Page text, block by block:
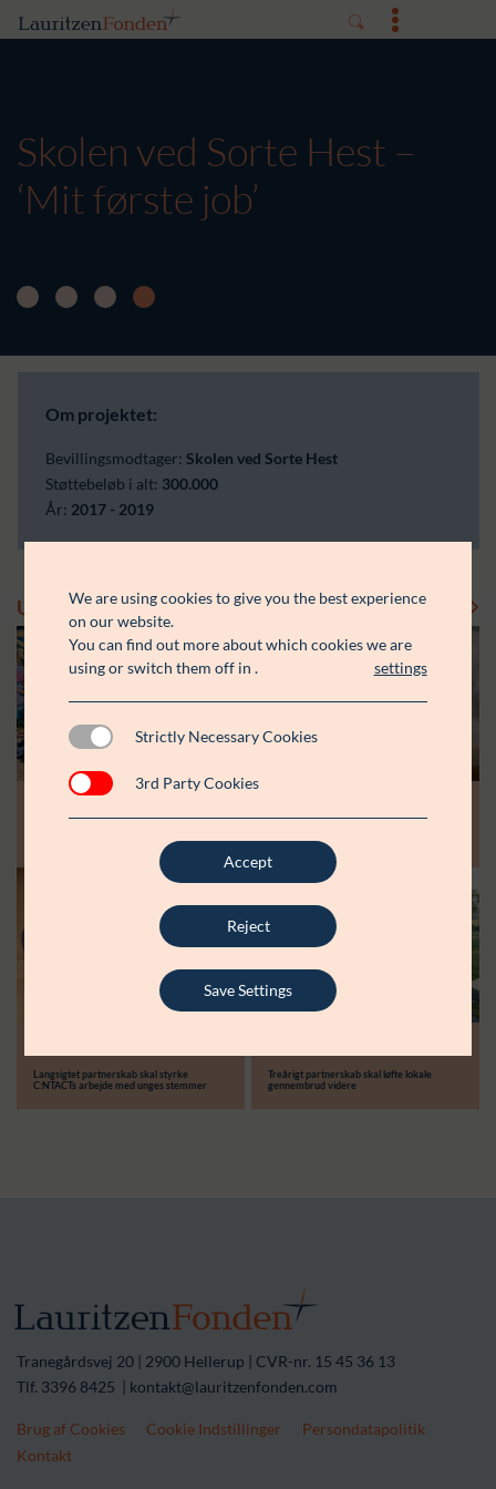
Skolen ved Sorte Hest –
‘Mit første job’
Om projektet:
Bevillingsmodtager: Skolen ved Sorte Hest
Støttebeløb i alt: 300.000
År: 2017 - 2019
Uddelinger Se flere uddelinger
Modtager:
unge fællesskaber
Langsigtet partnerskab skal styrke
C:NTACTs arbejde med unges stemmer
6.000.000 kr.
Treårigt partnerskab skal løfte lokale
gennembrud videre
Støttebeløb i alt:
Tranegårdsvej 20 | 2900 Hellerup | CVR-nr. 15 45 36 13
Tlf. 3396 8425 | kontakt@lauritzenfonden.com
Brug af Cookies Cookie Indstillinger
Persondatapolitik
Kontakt
We are using cookies to give you the best experience
on our website.
You can find out more about which cookies we are
using or switch them off in
settings
.
Strictly Necessary Cookies
3rd Party Cookies
Accept
Reject
Save Settings